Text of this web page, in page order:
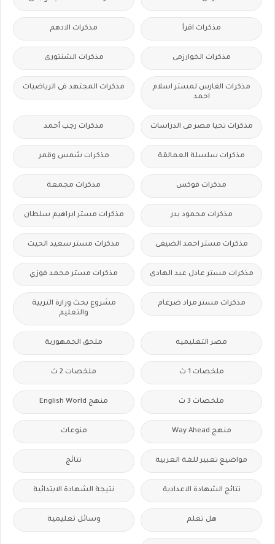
مذكرات اقرأ مذكرات الادهم
مذكرات الخوارزمى مذكرات الشنتورى
مذكرات الفارس لمستر اسلام
احمد
مذكرات المجتهد فى الرياضيات
مذكرات تحيا مصر فى الدراسات مذكرات رجب أحمد
مذكرات سلسلة العمالقة مذكرات شمس وقمر
مذكرات فوكس مذكرات مجمعة
مذكرات محمود بدر مذكرات مستر ابراهيم سلطان
مذكرات مستر احمد الضيفى مذكرات مستر سعيد الحيت
مذكرات مستر عادل عبد الهادى مذكرات مستر محمد فوزي
مذكرات مستر مراد ضرغام
مشروع بحث وزارة التربية
والتعليم
مصر التعليميه ملحق الجمهورية
ملخصات 1 ث ملخصات 2 ث
ملخصات 3 ث منهج English World
منهج Way Ahead منوعات
مواضيع تعبير للغة العربية نتائج
نتائج الشهادة الاعدادية نتيجة الشهادة الابتدائية
هل تعلم وسائل تعليمية